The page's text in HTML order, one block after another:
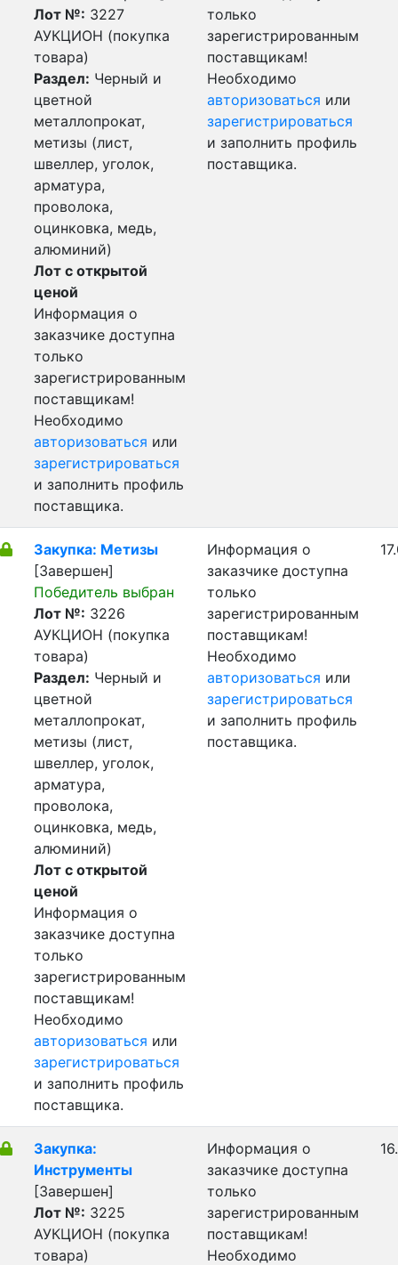
Лот №: 3227
АУКЦИОН (покупка
товара)
Раздел: Черный и
цветной
металлопрокат,
метизы (лист,
швеллер, уголок,
арматура,
проволока,
оцинковка, медь,
алюминий)
Лот с открытой
ценой
Информация о
заказчике доступна
только
зарегистрированным
поставщикам!
Необходимо
авторизоваться или
зарегистрироваться
и заполнить профиль
поставщика.
только
зарегистрированным
поставщикам!
Необходимо
авторизоваться или
зарегистрироваться
и заполнить профиль
поставщика.
Закупка: Метизы
[Завершен]
Победитель выбран
Лот №: 3226
АУКЦИОН (покупка
товара)
Раздел: Черный и
цветной
металлопрокат,
метизы (лист,
швеллер, уголок,
арматура,
проволока,
оцинковка, медь,
алюминий)
Лот с открытой
ценой
Информация о
заказчике доступна
только
зарегистрированным
поставщикам!
Необходимо
авторизоваться или
зарегистрироваться
и заполнить профиль
поставщика.
Информация о
заказчике доступна
только
зарегистрированным
поставщикам!
Необходимо
авторизоваться или
зарегистрироваться
и заполнить профиль
поставщика.
Закупка:
Инструменты
[Завершен]
Лот №: 3225
АУКЦИОН (покупка
товара)
Информация о
заказчике доступна
только
зарегистрированным
поставщикам!
Необходимо